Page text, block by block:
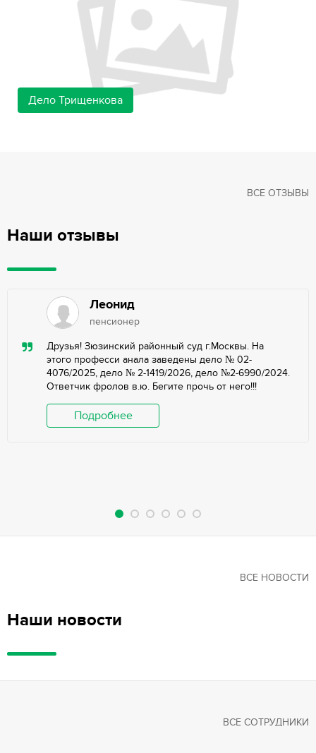
Дело Трищенкова
Наши отзывы
ВСЕ ОТЗЫВЫ
Леонид
пенсионер
Друзья! Зюзинский районный суд г.Москвы. На
этого професси анала заведены дело № 02-
4076/2025, дело № 2-1419/2026, дело №2-6990/2024.
Ответчик фролов в.ю. Бегите прочь от него!!!
Подробнее
Наши новости
ВСЕ НОВОСТИ
ВСЕ СОТРУДНИКИ